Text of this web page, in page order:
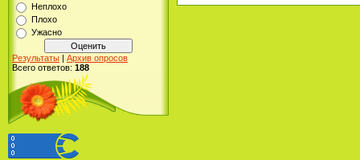
Неплохо
Плохо
Ужасно
Результаты | Архив опросов
Всего ответов: 188